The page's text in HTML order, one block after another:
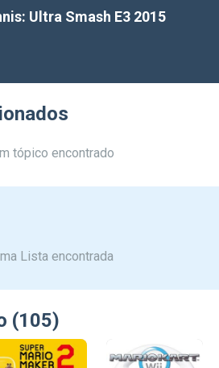
Ultra Smash E3 2015
tópico encontrado
Lista encontrada
(105)